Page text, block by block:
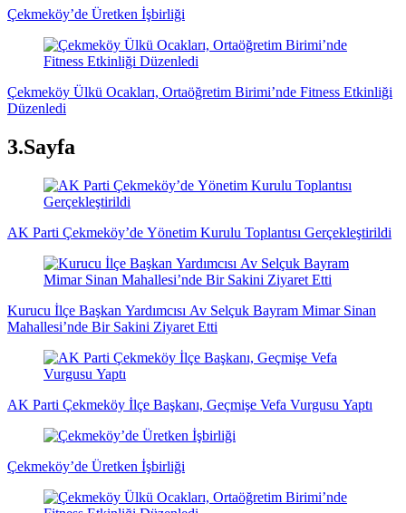
Çekmeköy’de Üretken İşbirliği
Çekmeköy Ülkü Ocakları, Ortaöğretim Birimi’nde Fitness Etkinliği
Düzenledi
3.Sayfa
AK Parti Çekmeköy’de Yönetim Kurulu Toplantısı Gerçekleştirildi
Kurucu İlçe Başkan Yardımcısı Av Selçuk Bayram Mimar Sinan
Mahallesi’nde Bir Sakini Ziyaret Etti
AK Parti Çekmeköy İlçe Başkanı, Geçmişe Vefa Vurgusu Yaptı
Çekmeköy’de Üretken İşbirliği